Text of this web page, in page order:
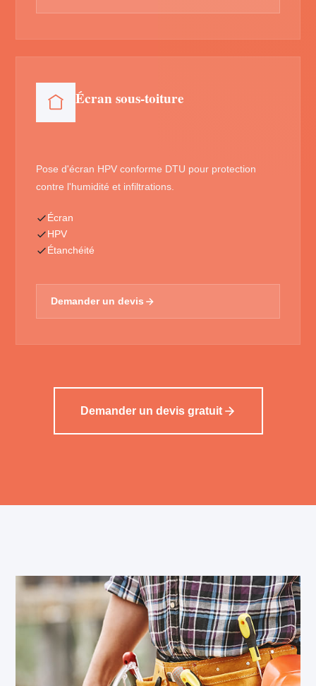
Écran sous-toiture
Pose d'écran HPV conforme DTU pour protection
contre l'humidité et infiltrations.
Écran
HPV
Étanchéité
Demander un devis
Demander un devis gratuit